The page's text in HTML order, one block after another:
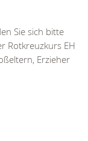
Sie sich bitte
Rotkreuzkurs EH
Erzieher